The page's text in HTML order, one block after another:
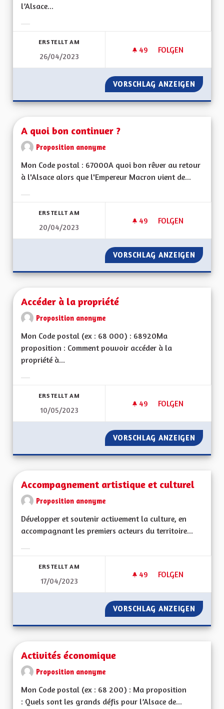
l’Alsace...
ERSTELLT AM
26/04/2023
49 49 FOLLOWER
FOLGEN
RENFORCEMENT
VORSCHLAG ANZEIGEN
A quoi bon continuer ?
Proposition anonyme
Mon Code postal : 67000A quoi bon rêver au retour
à l'Alsace alors que l'Empereur Macron vient de...
ERSTELLT AM
20/04/2023
49 49 FOLLOWER
FOLGEN
A QUOI BON
VORSCHLAG ANZEIGEN A
Accéder à la propriété
Proposition anonyme
Mon Code postal (ex : 68 000) : 68920Ma
proposition : Comment pouvoir accéder à la
propriété à...
ERSTELLT AM
10/05/2023
49 49 FOLLOWER
FOLGEN
ACCÉDER À LA
VORSCHLAG ANZEIGEN
Accompagnement artistique et culturel
Proposition anonyme
Développer et soutenir activement la culture, en
accompagnant les premiers acteurs du territoire...
ERSTELLT AM
17/04/2023
49 49 FOLLOWER
FOLGEN
VORSCHLAG ANZEIGEN
Activités économique
Proposition anonyme
Mon Code postal (ex : 68 200) : Ma proposition
: Quels sont les grands défis pour l’Alsace de...